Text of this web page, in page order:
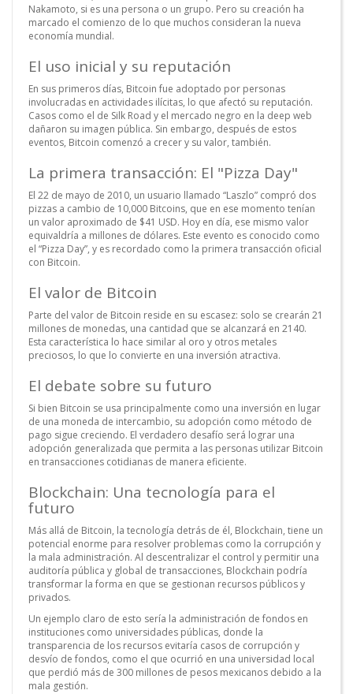
Nakamoto, si es una persona o un grupo. Pero su creación ha
marcado el comienzo de lo que muchos consideran la nueva
economía mundial.
El uso inicial y su reputación
En sus primeros días, Bitcoin fue adoptado por personas
involucradas en actividades ilícitas, lo que afectó su reputación.
Casos como el de Silk Road y el mercado negro en la deep web
dañaron su imagen pública. Sin embargo, después de estos
eventos, Bitcoin comenzó a crecer y su valor, también.
La primera transacción: El "Pizza Day"
El 22 de mayo de 2010, un usuario llamado “Laszlo” compró dos
pizzas a cambio de 10,000 Bitcoins, que en ese momento tenían
un valor aproximado de $41 USD. Hoy en día, ese mismo valor
equivaldría a millones de dólares. Este evento es conocido como
el “Pizza Day”, y es recordado como la primera transacción oficial
con Bitcoin.
El valor de Bitcoin
Parte del valor de Bitcoin reside en su escasez: solo se crearán 21
millones de monedas, una cantidad que se alcanzará en 2140.
Esta característica lo hace similar al oro y otros metales
preciosos, lo que lo convierte en una inversión atractiva.
El debate sobre su futuro
Si bien Bitcoin se usa principalmente como una inversión en lugar
de una moneda de intercambio, su adopción como método de
pago sigue creciendo. El verdadero desafío será lograr una
adopción generalizada que permita a las personas utilizar Bitcoin
en transacciones cotidianas de manera eficiente.
Blockchain: Una tecnología para el
futuro
Más allá de Bitcoin, la tecnología detrás de él, Blockchain, tiene un
potencial enorme para resolver problemas como la corrupción y
la mala administración. Al descentralizar el control y permitir una
auditoría pública y global de transacciones, Blockchain podría
transformar la forma en que se gestionan recursos públicos y
privados.
Un ejemplo claro de esto sería la administración de fondos en
instituciones como universidades públicas, donde la
transparencia de los recursos evitaría casos de corrupción y
desvío de fondos, como el que ocurrió en una universidad local
que perdió más de 300 millones de pesos mexicanos debido a la
mala gestión.